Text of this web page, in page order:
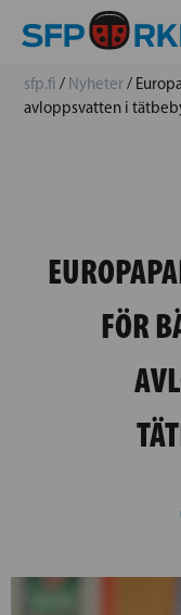
sfp.fi / Nyheter/
avloppsvatten i
FÖR